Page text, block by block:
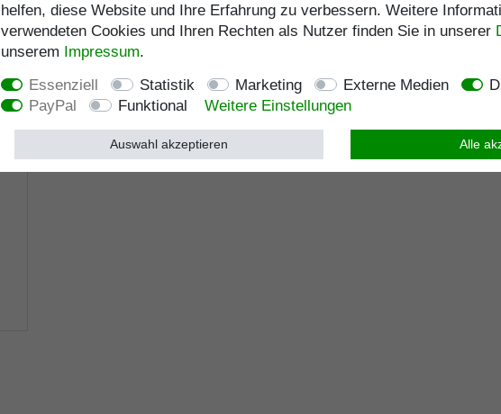
helfen, diese Website und Ihre Erfahrung zu verbessern. Weitere
verwendeten Cookies und Ihren Rechten als Nutzer finden Sie in unserer
unserem
Impressum.
Essenziell
Statistik Marketing Externe Medien
PayPal
Funktional Weitere Einstellungen
Alle
Auswahl akzeptieren